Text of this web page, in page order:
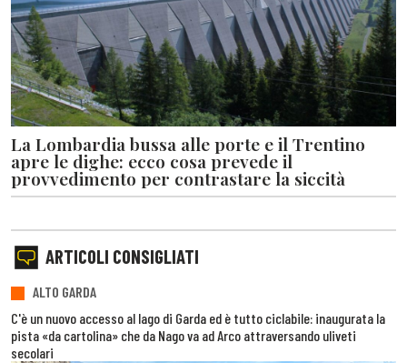
La Lombardia bussa alle porte e il Trentino
apre le dighe: ecco cosa prevede il
provvedimento per contrastare la siccità
ARTICOLI CONSIGLIATI
ALTO GARDA
C'è un nuovo accesso al lago di Garda ed è tutto ciclabile: inaugurata la
pista «da cartolina» che da Nago va ad Arco attraversando uliveti
secolari